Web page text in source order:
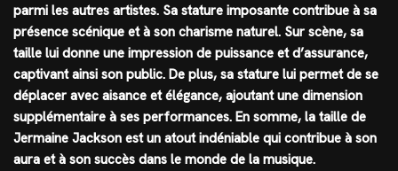
parmi les autres artistes. Sa stature imposante contribue à sa
présence scénique et à son charisme naturel. Sur scène, sa
taille lui donne une impression de puissance et d’assurance,
captivant ainsi son public. De plus, sa stature lui permet de se
déplacer avec aisance et élégance, ajoutant une dimension
supplémentaire à ses performances. En somme, la taille de
Jermaine Jackson est un atout indéniable qui contribue à son
aura et à son succès dans le monde de la musique.